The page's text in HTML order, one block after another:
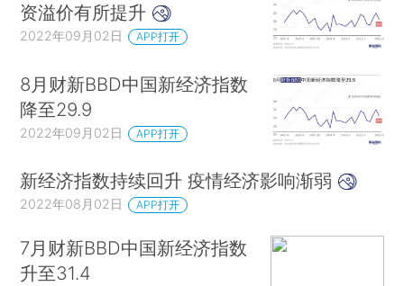
资溢价有所提升
2022年09月02日 APP打开
8月财新BBD中国新经济指数
降至29.9
2022年09月02日 APP打开
新经济指数持续回升 疫情经济影响渐弱
2022年08月02日 APP打开
7月财新BBD中国新经济指数
升至31.4